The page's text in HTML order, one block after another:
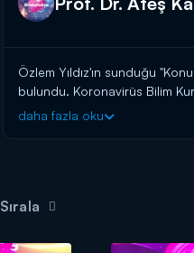
Özlem Yıldız'ın sunduğu
bulundu. Koronavirüs Bilim
Bilim Kurulu Üyesi Prof. Dr.
vurgulayarak tavsiyeler verdi.
daha fazla oku
Sırala